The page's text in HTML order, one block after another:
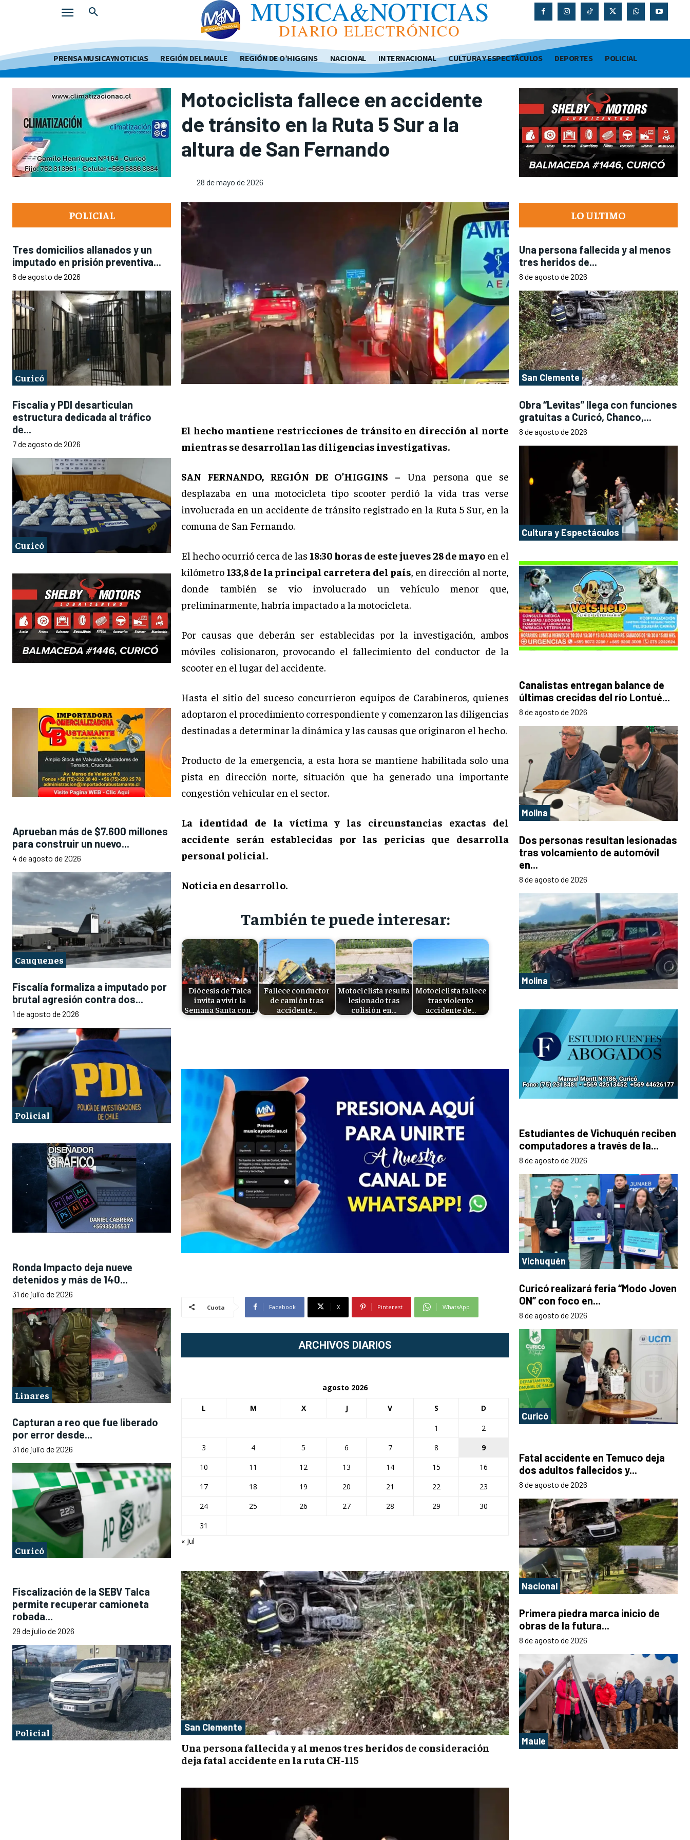
MUSICA&NOTICIAS
DIARIO ELECTRÓNICO
PRENSA MUSICAYNOTICIAS REGIÓN DEL MAULE REGIÓN DE O’HIGGINS NACIONAL INTERNACIONAL CULTURA Y ESPECTÁCULOS DEPORTES POLICIAL
POLICIAL
Tres domicilios allanados y un
imputado en prisión preventiva...
8 de agosto de 2026
Curicó
Fiscalía y PDI desarticulan
estructura dedicada al tráfico
de...
7 de agosto de 2026
Curicó
Aprueban más de $7.600 millones
para construir un nuevo...
4 de agosto de 2026
Cauquenes
Fiscalía formaliza a imputado por
brutal agresión contra dos...
1 de agosto de 2026
Policial
Ronda Impacto deja nueve
detenidos y más de 140...
31 de julio de 2026
Linares
Capturan a reo que fue liberado
por error desde...
31 de julio de 2026
Curicó
Fiscalización de la SEBV Talca
permite recuperar camioneta
robada...
29 de julio de 2026
Policial
Motociclista fallece en accidente
de tránsito en la Ruta 5 Sur a la
altura de San Fernando
28 de mayo de 2026
El hecho mantiene restricciones de tránsito en dirección al norte
mientras se desarrollan las diligencias investigativas.
SAN FERNANDO, REGIÓN DE O’HIGGINS – Una persona que se
desplazaba en una motocicleta tipo scooter perdió la vida tras verse
involucrada en un accidente de tránsito registrado en la Ruta 5 Sur, en la
comuna de San Fernando.
El hecho ocurrió cerca de las 18:30 horas de este jueves 28 de mayo en el
kilómetro 133,8 de la principal carretera del país, en dirección al norte,
donde también se vio involucrado un vehículo menor que,
preliminarmente, habría impactado a la motocicleta.
Por causas que deberán ser establecidas por la investigación, ambos
móviles colisionaron, provocando el fallecimiento del conductor de la
scooter en el lugar del accidente.
Hasta el sitio del suceso concurrieron equipos de Carabineros, quienes
adoptaron el procedimiento correspondiente y comenzaron las diligencias
destinadas a determinar la dinámica y las causas que originaron el hecho.
Producto de la emergencia, a esta hora se mantiene habilitada solo una
pista en dirección norte, situación que ha generado una importante
congestión vehicular en el sector.
La identidad de la víctima y las circunstancias exactas del
accidente serán establecidas por las pericias que desarrolla
personal policial.
Noticia en desarrollo.
También te puede interesar:
Diócesis de Talca
invita a vivir la
Semana Santa con…
Fallece conductor
de camión tras
accidente…
Motociclista resulta
lesionado tras
colisión en…
Motociclista fallece
tras violento
accidente de…
Cuota Facebook X Pinterest WhatsApp
ARCHIVOS DIARIOS
agosto 2026
L M X J V S D
1
2
3
4 5 6 7 8
9
10
11 12 13 14 15
16
17
18 19 20 21 22
23
24
25 26 27 28 29
30
31
« Jul
San Clemente
Una persona fallecida y al menos tres heridos de consideración
deja fatal accidente en la ruta CH-115
LO ULTIMO
Una persona fallecida y al menos
tres heridos de...
8 de agosto de 2026
San Clemente
Obra “Levitas” llega con funciones
gratuitas a Curicó, Chanco,...
8 de agosto de 2026
Cultura y Espectáculos
Canalistas entregan balance de
últimas crecidas del río Lontué...
8 de agosto de 2026
Molina
Dos personas resultan lesionadas
tras volcamiento de automóvil
en...
8 de agosto de 2026
Molina
Estudiantes de Vichuquén reciben
computadores a través de la...
8 de agosto de 2026
Vichuquén
Curicó realizará feria “Modo Joven
ON” con foco en...
8 de agosto de 2026
Curicó
Fatal accidente en Temuco deja
dos adultos fallecidos y...
8 de agosto de 2026
Nacional
Primera piedra marca inicio de
obras de la futura...
8 de agosto de 2026
Maule